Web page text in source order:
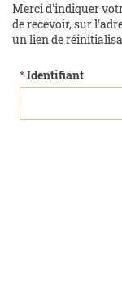
Merci d'indiquer
de recevoir, sur
un lien de
*Identifiant